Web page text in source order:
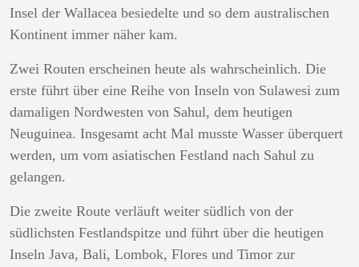
Insel der Wallacea besiedelte und so dem australischen
Kontinent immer näher kam.
Zwei Routen erscheinen heute als wahrscheinlich. Die
erste führt über eine Reihe von Inseln von Sulawesi zum
damaligen Nordwesten von Sahul, dem heutigen
Neuguinea. Insgesamt acht Mal musste Wasser überquert
werden, um vom asiatischen Festland nach Sahul zu
gelangen.
Die zweite Route verläuft weiter südlich von der
südlichsten Festlandspitze und führt über die heutigen
Inseln Java, Bali, Lombok, Flores und Timor zur